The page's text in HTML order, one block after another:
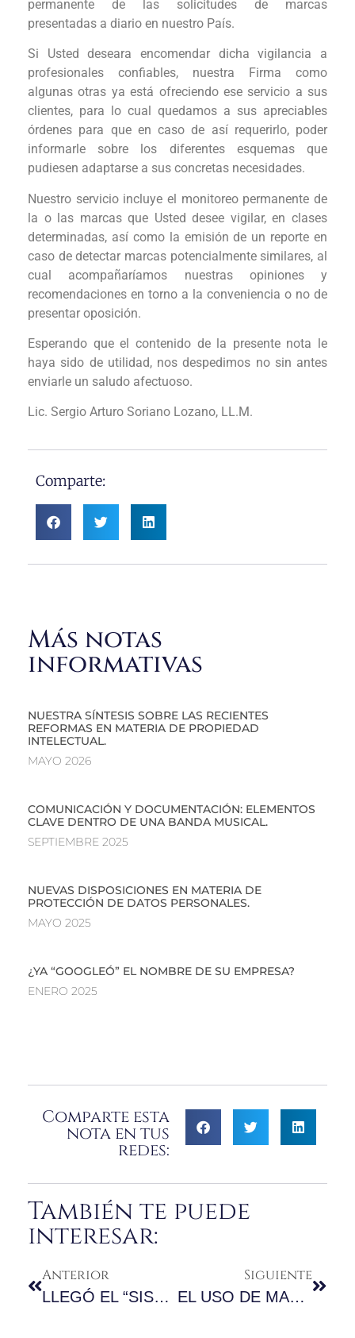
permanente de las solicitudes de marcas
presentadas a diario en nuestro País.
Si Usted deseara encomendar dicha vigilancia a
profesionales confiables, nuestra Firma como
algunas otras ya está ofreciendo ese servicio a sus
clientes, para lo cual quedamos a sus apreciables
órdenes para que en caso de así requerirlo, poder
informarle sobre los diferentes esquemas que
pudiesen adaptarse a sus concretas necesidades.
Nuestro servicio incluye el monitoreo permanente de
la o las marcas que Usted desee vigilar, en clases
determinadas, así como la emisión de un reporte en
caso de detectar marcas potencialmente similares, al
cual acompañaríamos nuestras opiniones y
recomendaciones en torno a la conveniencia o no de
presentar oposición.
Esperando que el contenido de la presente nota le
haya sido de utilidad, nos despedimos no sin antes
enviarle un saludo afectuoso.
Lic. Sergio Arturo Soriano Lozano, LL.M.
Comparte:
Más notas
informativas
NUESTRA SÍNTESIS SOBRE LAS RECIENTES
REFORMAS EN MATERIA DE PROPIEDAD
INTELECTUAL.
MAYO 2026
COMUNICACIÓN Y DOCUMENTACIÓN: ELEMENTOS
CLAVE DENTRO DE UNA BANDA MUSICAL.
SEPTIEMBRE 2025
NUEVAS DISPOSICIONES EN MATERIA DE
PROTECCIÓN DE DATOS PERSONALES.
MAYO 2025
¿YA “GOOGLEÓ” EL NOMBRE DE SU EMPRESA?
ENERO 2025
Comparte esta
nota en tus
redes:
También te puede
interesar:
Anterior
LLEGÓ EL “SISTEMA DE OPOSICIÓN” PARA EL REGISTRO DE MARCAS
Siguiente
EL USO DE MARCA A TRAVÉS DE UN SITIO WEB (INTERESANTE TESIS)